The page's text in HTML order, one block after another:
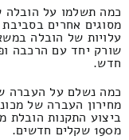
כמה תשלמו על הובלה
מסוגים אחרים
עלויות של הובלה
חדש.
כמה נשלם על העברה
מחירון העברה של
מ190 שקלים חדשים.